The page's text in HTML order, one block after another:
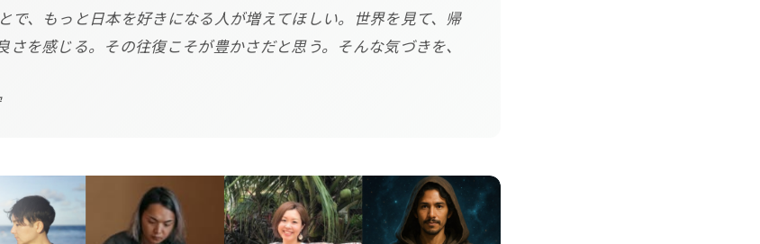
で、もっと日本を好きになる人が増えてほしい。世界を見て、帰
さを感じる。その往復こそが豊かさだと思う。そんな気づきを、